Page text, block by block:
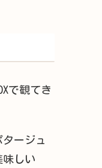
で観てき
ージュ
味しい